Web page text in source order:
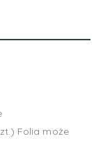
Folia może